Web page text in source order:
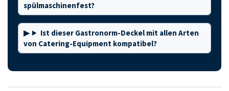
spülmaschinenfest?
Ist dieser Gastronorm-Deckel mit allen Arten
von Catering-Equipment kompatibel?